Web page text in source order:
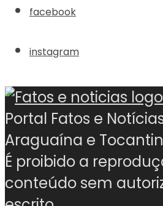
facebook
instagram
Portal Fatos e
Araguaína e
É proibido a
conteúdo sem